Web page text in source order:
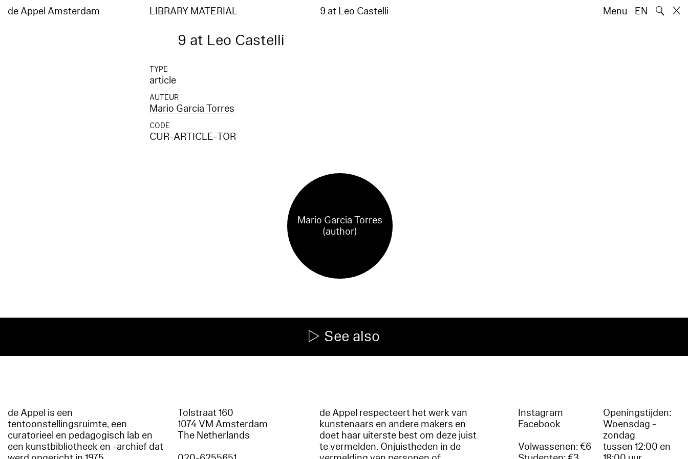
de Appel Amsterdam LIBRARY MATERIAL 9 at Leo Castelli Menu EN 🔍
9 at Leo Castelli
TYPE
article
AUTEUR
Mario Garcia Torres
CODE
CUR-ARTICLE-TOR
Mario Garcia Torres
(author)
See also
de Appel is een
tentoonstellingsruimte, een
curatorieel en pedagogisch lab en
een kunstbibliotheek en -archief dat
Tolstraat 160
1074 VM Amsterdam
The Netherlands
de Appel respecteert het werk van
kunstenaars en andere makers en
doet haar uiterste best om deze juist
te vermelden. Onjuistheden in de
Instagram
Facebook
Volwassenen: €6
Openingstijden:
Woensdag -
zondag
tussen 12:00 en